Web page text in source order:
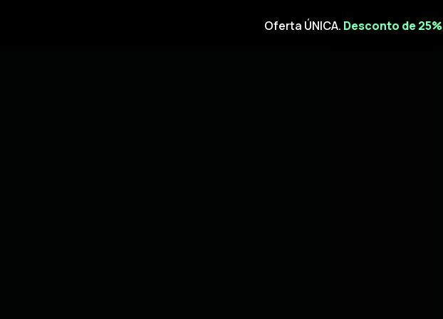
Oferta ÚNICA. Desconto de 25%